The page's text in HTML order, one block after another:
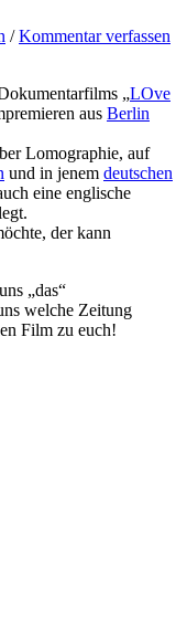
/Kommentar verfassen
„LOve
aus Berlin
Lomographie, auf
und in jenem deutschen
eine englische
der kann
„das“
welche Zeitung
Film zu euch!